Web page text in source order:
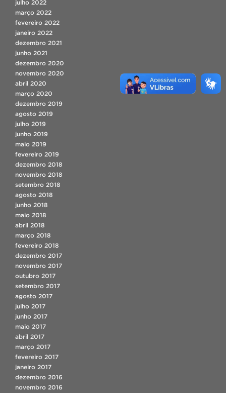
julho 2022
março 2022
fevereiro 2022
janeiro 2022
dezembro 2021
junho 2021
dezembro 2020
novembro 2020
abril 2020
março 2020
dezembro 2019
agosto 2019
julho 2019
junho 2019
maio 2019
fevereiro 2019
dezembro 2018
novembro 2018
setembro 2018
agosto 2018
junho 2018
maio 2018
abril 2018
março 2018
fevereiro 2018
dezembro 2017
novembro 2017
outubro 2017
setembro 2017
agosto 2017
julho 2017
junho 2017
maio 2017
abril 2017
março 2017
fevereiro 2017
janeiro 2017
dezembro 2016
novembro 2016